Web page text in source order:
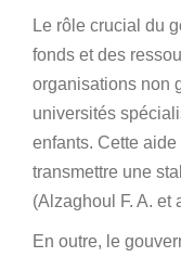
Le rôle crucial du
fonds et des
organisations non
universités
enfants. Cette
transmettre une
(Alzaghoul F. A. et
En outre, le